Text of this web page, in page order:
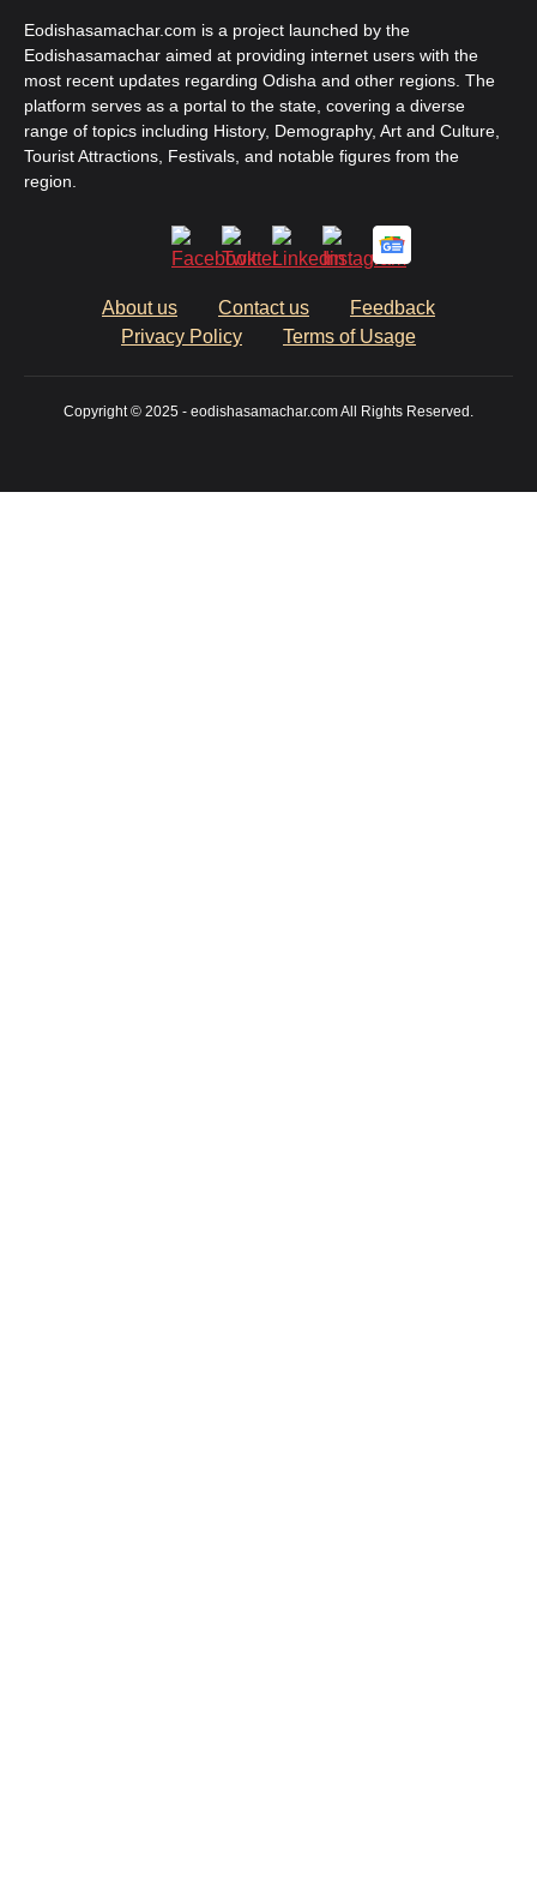
Eodishasamachar.com is a project launched by the
Eodishasamachar aimed at providing internet users with the
most recent updates regarding Odisha and other regions. The
platform serves as a portal to the state, covering a diverse
range of topics including History, Demography, Art and Culture,
Tourist Attractions, Festivals, and notable figures from the
region.
About us Contact us
Feedback
Privacy Policy
Terms of Usage
Copyright © 2025 - eodishasamachar.com All Rights Reserved.